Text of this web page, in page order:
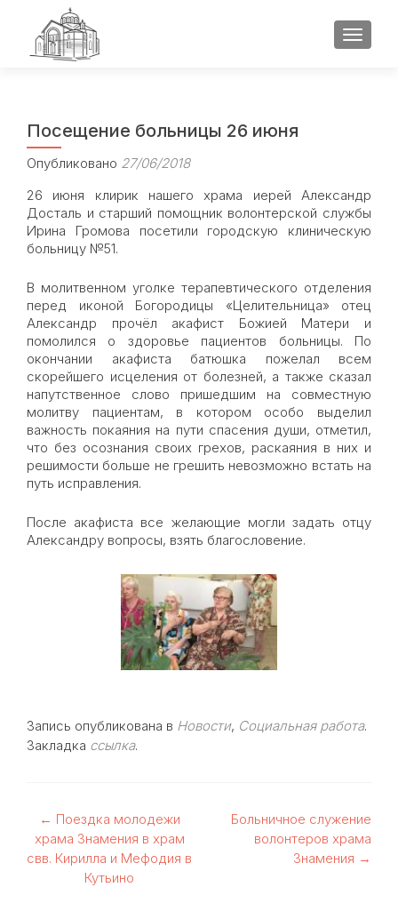
Посещение больницы 26 июня
Опубликовано 27/06/2018
26 июня клирик нашего храма иерей Александр
Досталь и старший помощник волонтерской службы
Ирина Громова посетили городскую клиническую
больницу №51.
В молитвенном уголке терапевтического отделения
перед иконой Богородицы «Целительница» отец
Александр прочёл акафист Божией Матери и
помолился о здоровье пациентов больницы. По
окончании акафиста батюшка пожелал всем
скорейшего исцеления от болезней, а также сказал
напутственное слово пришедшим на совместную
молитву пациентам, в котором особо выделил
важность покаяния на пути спасения души, отметил,
что без осознания своих грехов, раскаяния в них и
решимости больше не грешить невозможно встать на
путь исправления.
После акафиста все желающие могли задать отцу
Александру вопросы, взять благословение.
Запись опубликована в Новости, Социальная работа.
Закладка ссылка.
Навигация
по
записям
← Поездка молодежи
храма Знамения в храм
свв. Кирилла и Мефодия в
Кутьино
Больничное служение
волонтеров храма
Знамения →